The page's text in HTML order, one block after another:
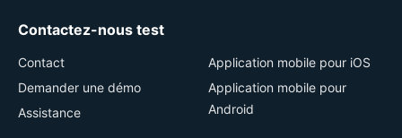
Contactez-nous test
Contact
Demander une démo
Assistance
Application mobile pour iOS
Application mobile pour
Android